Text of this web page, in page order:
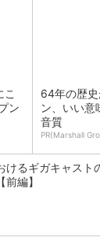
ン
64年の歴
ン、いい意
音質
PR(Marshall
けるギガキャスト
前編】